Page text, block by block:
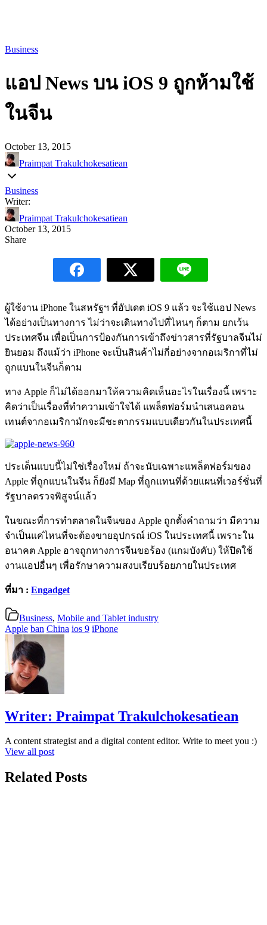
Business
แอป News บน iOS 9 ถูกห้ามใช้
ในจีน
October 13, 2015
Praimpat Trakulchokesatiean
Business
Writer:
Praimpat Trakulchokesatiean
October 13, 2015
Share
ผู้ใช้งาน iPhone ในสหรัฐฯ ที่อัปเดต iOS 9 แล้ว จะใช้แอป News
ได้อย่างเป็นทางการ ไม่ว่าจะเดินทางไปที่ไหนๆ ก็ตาม ยกเว้น
ประเทศจีน เพื่อเป็นการป้องกันการเข้าถึงข่าวสารที่รัฐบาลจีนไม่
ยินยอม ถึงแม้ว่า iPhone จะเป็นสินค้าไม่กี่อย่างจากอเมริกาที่ไม่
ถูกแบนในจีนก็ตาม
ทาง Apple ก็ไม่ได้ออกมาให้ความคิดเห็นอะไรในเรื่องนี้ เพราะ
คิดว่าเป็นเรื่องที่ทำความเข้าใจได้ แพล็ตฟอร์มนำเสนอคอน
เทนต์จากอเมริกามักจะมีชะตากรรมแบบเดียวกันในประเทศนี้
ประเด็นแบบนี้ไม่ใช่เรื่องใหม่ ถ้าจะนับเฉพาะแพล็ตฟอร์มของ
Apple ที่ถูกแบนในจีน ก็ยังมี Map ที่ถูกแทนที่ด้วยแผนที่เวอร์ชั่นที่
รัฐบาลตรวจพิสูจน์แล้ว
ในขณะที่การทำตลาดในจีนของ Apple ถูกตั้งคำถามว่า มีความ
จำเป็นแค่ไหนที่จะต้องขายอุปกรณ์ iOS ในประเทศนี้ เพราะใน
อนาคต Apple อาจถูกทางการจีนขอร้อง (แกมบังคับ) ให้ปิดใช้
งานแอปอื่นๆ เพื่อรักษาความสงบเรียบร้อยภายในประเทศ
ที่มา : Engadget
Business, Mobile and Tablet industry
Apple ban China ios 9 iPhone
Writer: Praimpat Trakulchokesatiean
A content strategist and a digital content editor. Write to meet you :)
View all post
Related Posts